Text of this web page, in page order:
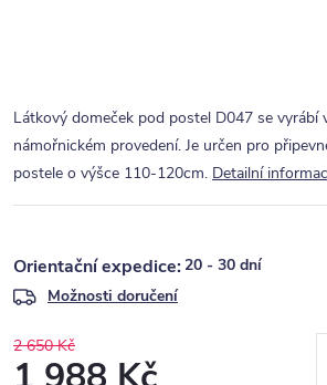
Látkový domeček pod postel D047 se vyrábí
námořnickém provedení. Je určen pro
postele o výšce 110-120cm. Detailní
20 - 30 dní
Možnosti doručení
2 650 Kč